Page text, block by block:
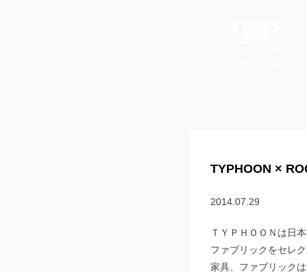
TYPHOON ×
2014.07.29
ＴＹＰＨＯＯＮは日
ファブリックをセレ
家具、ファブリック